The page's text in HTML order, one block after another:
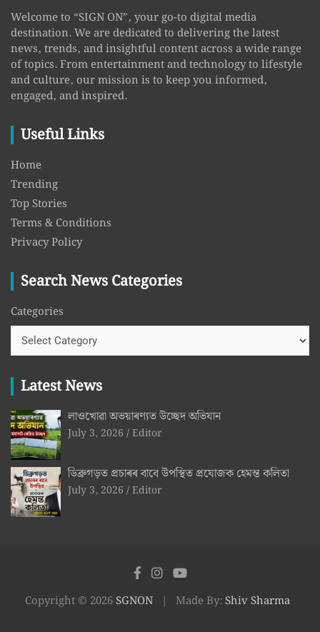
Welcome to “SIGN ON”, your go-to digital media
destination. We are dedicated to delivering the latest
news, trends, and insightful content across a wide range
of topics. From entertainment and technology to lifestyle
and culture, our mission is to keep you informed,
engaged, and inspired.
Useful Links
Home
Trending
Top Stories
Terms & Conditions
Privacy Policy
Search News Categories
Categories
Latest News
লাওখোৱা অভয়াৰণ্যত উচ্ছেদ অভিযান
July 3, 2026 Editor
ডিব্ৰুগড়ত প্ৰচাৰৰ বাবে উপস্থিত প্ৰযোজক হেমন্ত কলিতা
July 3, 2026 Editor
Copyright © 2026SGNON Made By:Shiv Sharma